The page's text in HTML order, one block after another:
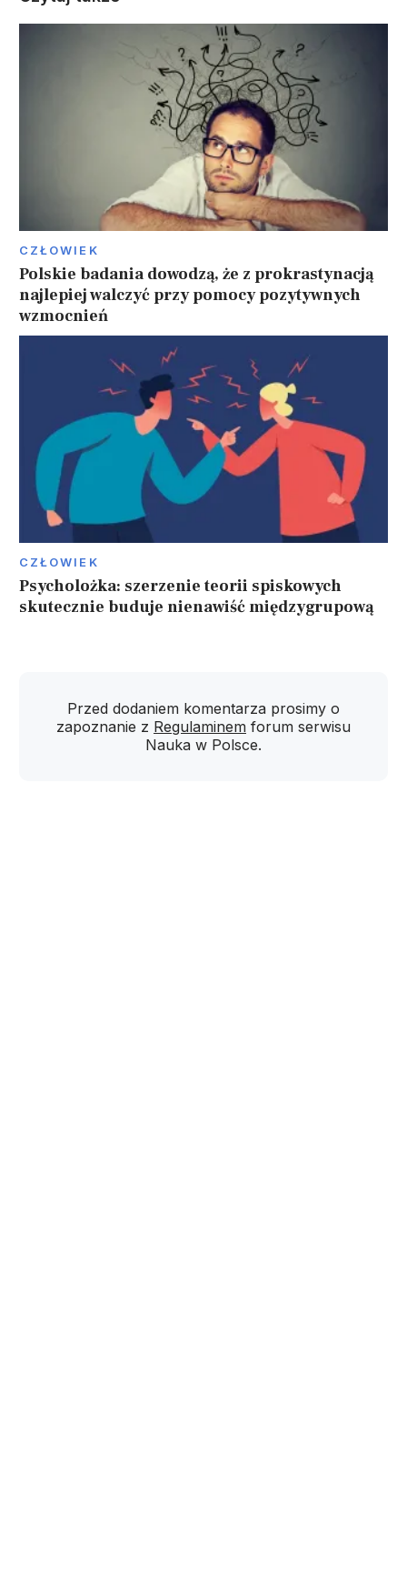
CZŁOWIEK
Polskie badania dowodzą, że z prokrastynacją
najlepiej walczyć przy pomocy pozytywnych
wzmocnień
CZŁOWIEK
Psycholożka: szerzenie teorii spiskowych
skutecznie buduje nienawiść międzygrupową
Przed dodaniem komentarza prosimy o
zapoznanie z Regulaminem forum serwisu
Nauka w Polsce.